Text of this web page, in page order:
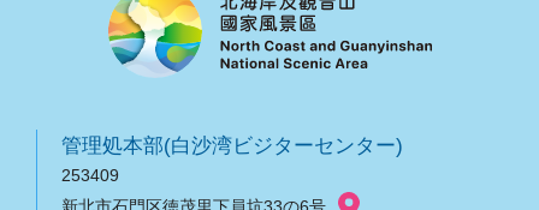
管理処本部(白沙湾ビジターセンター)
253409